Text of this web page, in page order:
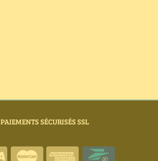
PAIEMENTS SÉCURISÉS SSL